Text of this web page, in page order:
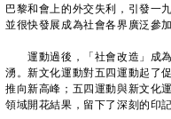
巴黎和會上的外交失利，引發一
並很快發展成為社會各界廣泛參
運動過後，「社會改造」成為
湧。新文化運動對五四運動起了
推向新高峰；五四運動與新文化
領域開花結果，留下了深刻的印記